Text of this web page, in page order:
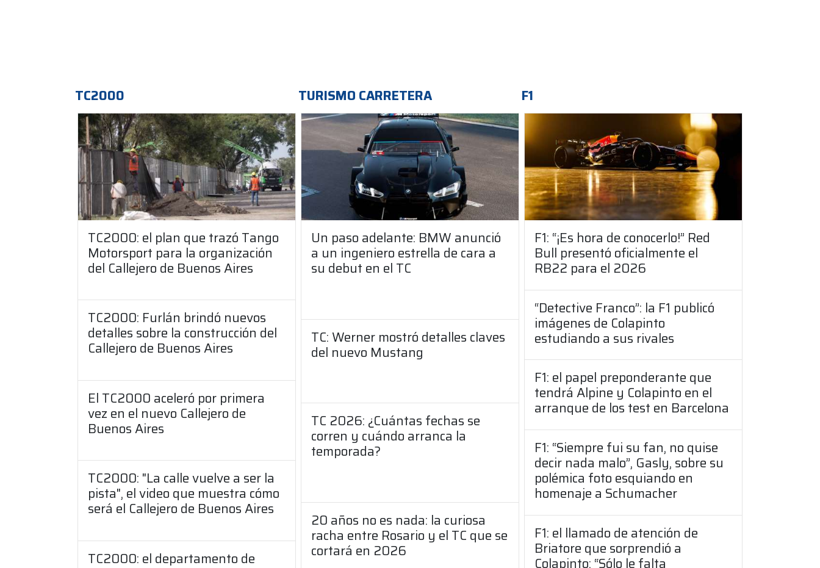
TC2000
TC2000: el plan que trazó Tango
Motorsport para la organización
del Callejero de Buenos Aires
TC2000: Furlán brindó nuevos
detalles sobre la construcción del
Callejero de Buenos Aires
El TC2000 aceleró por primera
vez en el nuevo Callejero de
Buenos Aires
TC2000: "La calle vuelve a ser la
pista", el video que muestra cómo
será el Callejero de Buenos Aires
TC2000: el departamento de
TURISMO CARRETERA
Un paso adelante: BMW anunció
a un ingeniero estrella de cara a
su debut en el TC
TC: Werner mostró detalles claves
del nuevo Mustang
TC 2026: ¿Cuántas fechas se
corren y cuándo arranca la
temporada?
20 años no es nada: la curiosa
racha entre Rosario y el TC que se
cortará en 2026
F1
F1: “¡Es hora de conocerlo!” Red
Bull presentó oficialmente el
RB22 para el 2026
“Detective Franco”: la F1 publicó
imágenes de Colapinto
estudiando a sus rivales
F1: el papel preponderante que
tendrá Alpine y Colapinto en el
arranque de los test en Barcelona
F1: “Siempre fui su fan, no quise
decir nada malo”, Gasly, sobre su
polémica foto esquiando en
homenaje a Schumacher
F1: el llamado de atención de
Briatore que sorprendió a
Colapinto: “Sólo le falta